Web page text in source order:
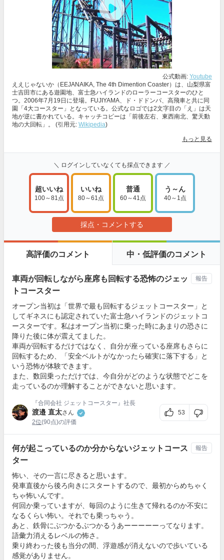
公式動画: Youtube
ええじゃないか（EEJANAIKA, The 4th Dimention Coaster）は、山梨県富
士吉田市にある遊園地、富士急ハイランドのローラーコースターのひと
つ。2006年7月19日に登場。FUJIYAMA、ド・ドドンパ、高飛車と共に同
園「4大コースター」となっている。公式なロゴでは2文字目の「え」は天
地が逆に書かれている。キャッチコピーは「前後左右、東西南北、驚天動
地の大回転」。 (引用元: Wikipedia)
もっと見る
＼ ログインしていなくても採点できます ／
超いいね
100～81点
いいね
80～61点
普通
60～41点
う～ん
40～1点
採点・コメントする
高評価のコメント 中・低評価のコメント
車両が回転しながら座席も回転する恐怖のジェッ
トコースター
オープン当初は「世界で最も回転するジェットコースター」と
してギネスにも認定されていた富士急ハイランドのジェットコ
ースターです。私はオープン当初に乗った時にあまりの恐さに
降りた後に体が震えてました。
車両が回転するだけではなく、自分が座っている座席もさらに
回転するため、「安全ベルトがなかったら確実に落下する」と
いう恐怖が体験できます。
また、数回乗っただけでは、今自分がどのような状態でどこを
走っているのか理解することができないと思います。
『合同会社 ジェットコースター』社長
渡邉 直太さん
2位(90点)の評価
53
報告
何が起こっているのか分からないジェットコース
ター
怖い、その一言に尽きると思います。
発車直後から後ろ向きにスタートするので、最初からめちゃく
ちゃ怖いんです。
何回か乗っていますが、毎回のように生きて帰れるのか不安に
なるくらい怖い。それでも乗っちゃう。
あと、鉄骨にぶつかるぶつかるうあーーーーーってなります。
語彙力消えるレベルの怖さ。
乗り終わった後も当分の間、浮遊感が消えないので歩いている
感覚がありません。
報告